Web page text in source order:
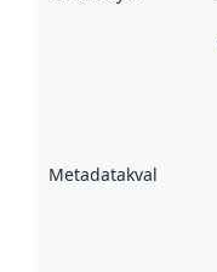
Metadatakvalitet